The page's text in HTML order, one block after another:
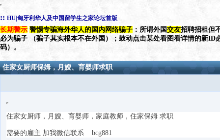
:: HU|匈牙利华人及中国留学生之家论坛首版
长期警示 警惕专骗海外华人的国内网络骗子 ：所谓外国交友招聘招租但
必为骗子 （骗子其实根本不在外国）；鼓动点击某处看图看详情的新ID
码）。
住家女厨师保姆，月嫂、育婴师求职
住家女厨师，月嫂、育婴师，家庭教师，住家保姆 求职
需要的雇主 加我微信联系 bcg881